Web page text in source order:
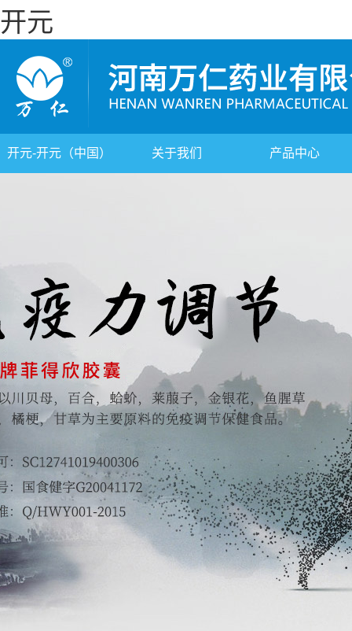
开元
开元-开元（中国） 关于我们 产品中心